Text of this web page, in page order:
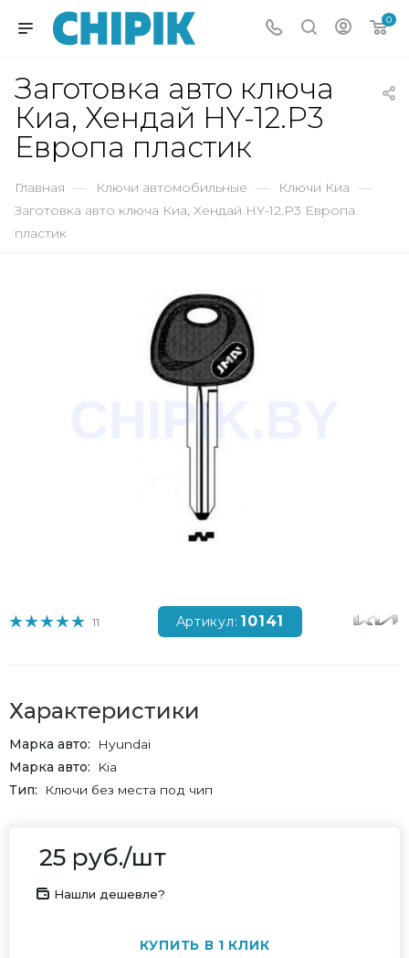
0
Заготовка авто ключа
Киа, Хендай HY-12.P3
Европа пластик
Главная — Ключи автомобильные — Ключи Киа —
Заготовка авто ключа Киа, Хендай HY-12.P3 Европа
пластик
11 Артикул: 10141
Характеристики
Марка авто
Hyundai
Марка авто
Kia
Тип
Ключи без места под чип
25 руб./шт
Нашли дешевле?
КУПИТЬ В 1 КЛИК